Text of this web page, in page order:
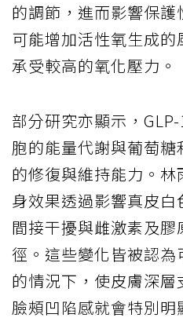
的調節，進而影響保護
可能增加活性氧生成
承受較高的氧化壓力。
部分研究亦顯示，
胞的能量代謝與葡萄
的修復與維持能力。
身效果透過影響真皮白
間接干擾與雌激素及
徑。這些變化皆被認
的情況下，使皮膚深層
臉頰凹陷感就會特別明